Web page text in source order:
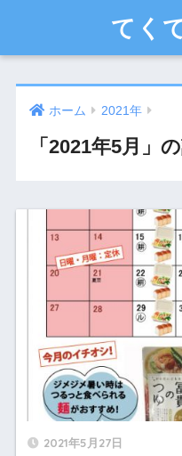
てく
ホーム 2021年
「2021年5月」
2021年5月27日